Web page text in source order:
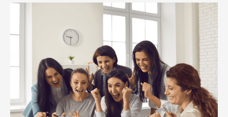
Máster
Doctorado
universidades
españolas